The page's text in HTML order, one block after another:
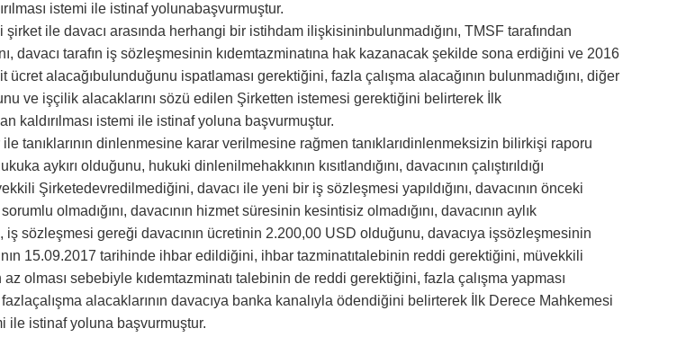
istemi ile istinaf yolunabaşvurmuştur.
ile davacı arasında herhangi bir istihdam ilişkisininbulunmadığını, TMSF tarafından
davacı tarafın iş sözleşmesinin kıdemtazminatına hak kazanacak şekilde sona erdiğini ve 2016
ücret alacağıbulunduğunu ispatlaması gerektiğini, fazla çalışma alacağının bulunmadığını, diğer
ve işçilik alacaklarını sözü edilen Şirketten istemesi gerektiğini belirterek İlk
kaldırılması istemi ile istinaf yoluna başvurmuştur.
tanıklarının dinlenmesine karar verilmesine rağmen tanıklarıdinlenmeksizin bilirkişi raporu
aykırı olduğunu, hukuki dinlenilmehakkının kısıtlandığını, davacının çalıştırıldığı
Şirketedevredilmediğini, davacı ile yeni bir iş sözleşmesi yapıldığını, davacının önceki
olmadığını, davacının hizmet süresinin kesintisiz olmadığını, davacının aylık
iş sözleşmesi gereği davacının ücretinin 2.200,00 USD olduğunu, davacıya işsözleşmesinin
15.09.2017 tarihinde ihbar edildiğini, ihbar tazminatıtalebinin reddi gerektiğini, müvekkili
olması sebebiyle kıdemtazminatı talebinin de reddi gerektiğini, fazla çalışma yapması
alacaklarının davacıya banka kanalıyla ödendiğini belirterek İlk Derece Mahkemesi
ile istinaf yoluna başvurmuştur.